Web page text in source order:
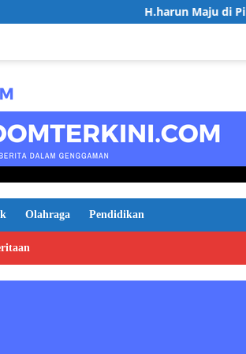
H.harun Maju di Pilkades
Olahraga Pendidikan